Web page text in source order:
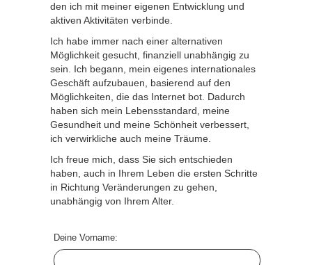
den ich mit meiner eigenen Entwicklung und
aktiven Aktivitäten verbinde.
Ich habe immer nach einer alternativen
Möglichkeit gesucht, finanziell unabhängig zu
sein. Ich begann, mein eigenes internationales
Geschäft aufzubauen, basierend auf den
Möglichkeiten, die das Internet bot. Dadurch
haben sich mein Lebensstandard, meine
Gesundheit und meine Schönheit verbessert,
ich verwirkliche auch meine Träume.
Ich freue mich, dass Sie sich entschieden
haben, auch in Ihrem Leben die ersten Schritte
in Richtung Veränderungen zu gehen,
unabhängig von Ihrem Alter.
Deine Vorname: